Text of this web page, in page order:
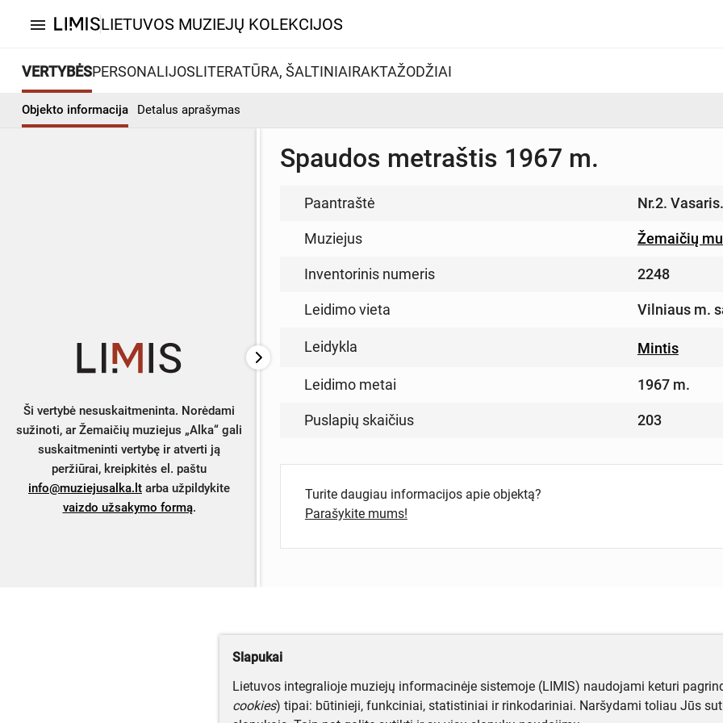
menu LIETUVOS MUZIEJŲ KOLEKCIJOS
VERTYBĖSPERSONALIJOSLITERATŪRA, ŠALTINIAIRAKTAŽODŽIAI
Objekto informacija Detalus aprašymas
Ši vertybė nesuskaitmeninta. Norėdami
sužinoti, ar Žemaičių muziejus „Alka“ gali
suskaitmeninti vertybę ir atverti ją
peržiūrai, kreipkitės el. paštu
info@muziejusalka.lt arba užpildykite
vaizdo užsakymo formą.
Spaudos metraštis 1967 m.
Paantraštė Nr.2. Vasaris.
Muziejus Žemaičių
Inventorinis numeris 2248
Leidimo vieta Vilniaus m.
Leidykla Mintis
Leidimo metai 1967 m.
Puslapių skaičius 203
Turite daugiau informacijos apie objektą?
Parašykite mums!
Slapukai
Lietuvos integralioje muziejų informacinėje sistemoje (LIMIS) naudojami keturi
cookies) tipai: būtinieji, funkciniai, statistiniai ir rinkodariniai. Naršydami toliau Jūs